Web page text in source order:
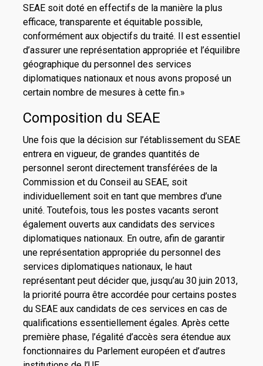
SEAE soit doté en effectifs de la manière la plus
efficace, transparente et équitable possible,
conformément aux objectifs du traité. Il est essentiel
d’assurer une représentation appropriée et l’équilibre
géographique du personnel des services
diplomatiques nationaux et nous avons proposé un
certain nombre de mesures à cette fin.»
Composition du SEAE
Une fois que la décision sur l’établissement du SEAE
entrera en vigueur, de grandes quantités de
personnel seront directement transférées de la
Commission et du Conseil au SEAE, soit
individuellement soit en tant que membres d’une
unité. Toutefois, tous les postes vacants seront
également ouverts aux candidats des services
diplomatiques nationaux. En outre, afin de garantir
une représentation appropriée du personnel des
services diplomatiques nationaux, le haut
représentant peut décider que, jusqu’au 30 juin 2013,
la priorité pourra être accordée pour certains postes
du SEAE aux candidats de ces services en cas de
qualifications essentiellement égales. Après cette
première phase, l’égalité d’accès sera étendue aux
fonctionnaires du Parlement européen et d’autres